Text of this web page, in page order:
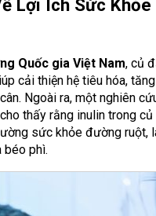
Lợi Ích Sức Khỏe
Quốc gia Việt Nam, củ
cải thiện hệ tiêu hóa,
Ngoài ra, một nghiên
cho thấy rằng inulin trong
sức khỏe đường ruột,
béo phì.